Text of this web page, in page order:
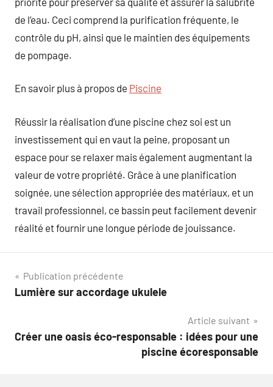
de l’eau. Ceci comprend la purification fréquente, le
contrôle du pH, ainsi que le maintien des équipements
de pompage.
En savoir plus à propos de Piscine
Réussir la réalisation d’une piscine chez soi est un
investissement qui en vaut la peine, proposant un
espace pour se relaxer mais également augmentant la
valeur de votre propriété. Grâce à une planification
soignée, une sélection appropriée des matériaux, et un
travail professionnel, ce bassin peut facilement devenir
réalité et fournir une longue période de jouissance.
Navigation
de
Publication précédente
Lumière sur accordage ukulele
Article suivant
Créer une oasis éco-responsable : idées pour une
piscine écoresponsable